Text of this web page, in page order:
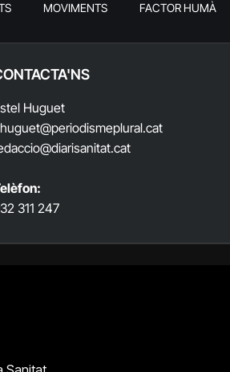
MOVIMENTS FACTOR HUMÀ
Huguet
@periodismeplural.cat
311 247